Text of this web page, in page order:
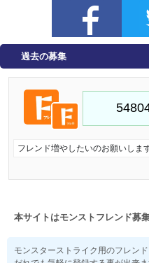
過去の募集
フレンド増やしたいのお願いしま
本サイトはモンストフレンド募
モンスターストライク用のフレン